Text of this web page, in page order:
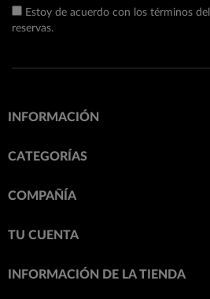
Estoy de acuerdo con los términos
reservas.
INFORMACIÓN
CATEGORÍAS
COMPAÑÍA
TU CUENTA
INFORMACIÓN DE LA TIENDA